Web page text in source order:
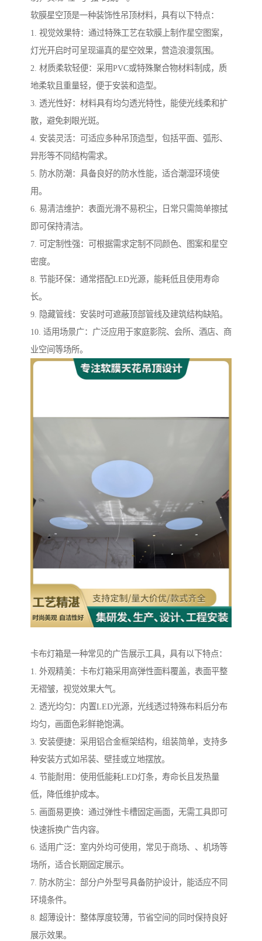
软膜星空顶是一种装饰性吊顶材料，具有以下特点：
1. 视觉效果特：通过特殊工艺在软膜上制作星空图案，
灯光开启时可呈现逼真的星空效果，营造浪漫氛围。
2. 材质柔软轻便：采用PVC或特殊聚合物材料制成，质
地柔软且重量轻，便于安装和造型。
3. 透光性好：材料具有均匀透光特性，能使光线柔和扩
散，避免刺眼光斑。
4. 安装灵活：可适应多种吊顶造型，包括平面、弧形、
异形等不同结构需求。
5. 防水防潮：具备良好的防水性能，适合潮湿环境使
用。
6. 易清洁维护：表面光滑不易积尘，日常只需简单擦拭
即可保持清洁。
7. 可定制性强：可根据需求定制不同颜色、图案和星空
密度。
8. 节能环保：通常搭配LED光源，能耗低且使用寿命
长。
9. 隐藏管线：安装时可遮蔽顶部管线及建筑结构缺陷。
10. 适用场景广：广泛应用于家庭影院、会所、酒店、商
业空间等场所。
卡布灯箱是一种常见的广告展示工具，具有以下特点：
1. 外观精美：卡布灯箱采用高弹性面料覆盖，表面平整
无褶皱，视觉效果大气。
2. 透光均匀：内置LED光源，光线透过特殊布料后分布
均匀，画面色彩鲜艳饱满。
3. 安装便捷：采用铝合金框架结构，组装简单，支持多
种安装方式如吊装、壁挂或立地摆放。
4. 节能耐用：使用低能耗LED灯条，寿命长且发热量
低，降低维护成本。
5. 画面易更换：通过弹性卡槽固定画面，无需工具即可
快速拆换广告内容。
6. 适用广泛：室内外均可使用，常见于商场、、机场等
场所，适合长期固定展示。
7. 防水防尘：部分户外型号具备防护设计，能适应不同
环境条件。
8. 超薄设计：整体厚度较薄，节省空间的同时保持良好
展示效果。